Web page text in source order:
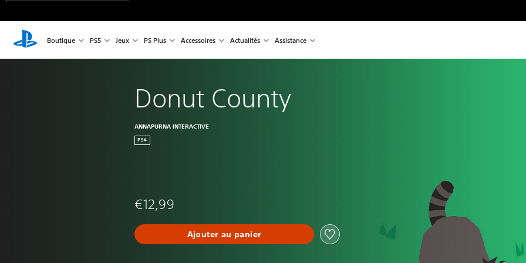
Boutique PS5 Jeux PS Plus Accessoires Actualités Assistance
Donut County
ANNAPURNA INTERACTIVE
PS4
€12,99
Ajouter au panier